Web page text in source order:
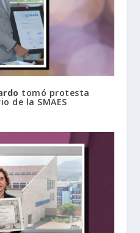
tomó protesta
de la SMAES